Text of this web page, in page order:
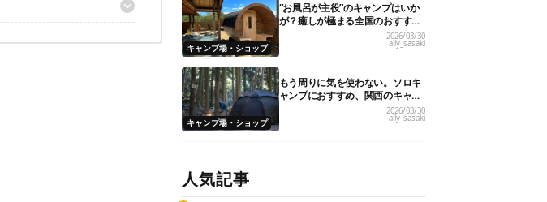
キャンプ場・ショップ
“お風呂が主役”のキャンプはいか
が？癒しが極まる全国のおすすめ
キャンプ場10選！
2026/03/30
ally_sasaki
キャンプ場・ショップ
もう周りに気を使わない。ソロキ
ャンプにおすすめ、関西のキャン
プ場21選
2026/03/30
ally_sasaki
人気記事